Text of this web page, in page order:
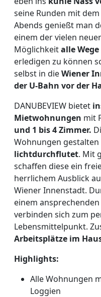
seine Runden mit
Abends genießt man
einem der vielen
Möglichkeitalle
erledigen zu können
selbst in dieWiener
der U-Bahn vor der
DANUBEVIEW bietet
Mietwohnungen mit
und 1 bis 4 Zimmer.
Wohnungen gestalten
lichtdurchflutet. Mit
schaffen diese ein
herrlichem Ausblick
Wiener Innenstadt.
einem ansprechenden
verbinden sich zum
Lebensmittelpunkt.
Arbeitsplätze im
Highlights:
Alle Wohnungen
Loggien